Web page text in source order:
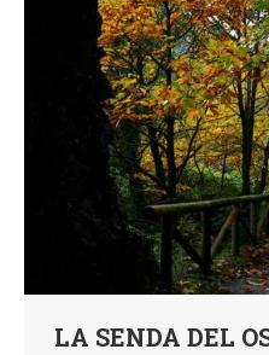
LA SENDA DEL